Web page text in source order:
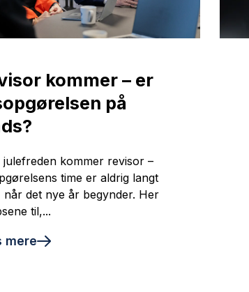
kommer – er
på
julefreden kommer revisor –
time er aldrig langt
det nye år begynder. Her
til,...
mere